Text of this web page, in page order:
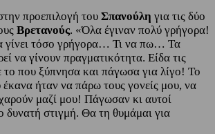
προεπιλογή του Σπανούλη για τις δύο
Βρετανούς. «Όλα έγιναν πολύ γρήγορα!
γίνει τόσο γρήγορα… Τι να πω… Τα
να γίνουν πραγματικότητα. Είδα τις
το που ξύπνησα και πάγωσα για λίγο! Το
ήταν να πάρω τους γονείς μου, να
μαζί μου! Πάγωσαν κι αυτοί
στιγμή. Θα τη θυμάμαι για